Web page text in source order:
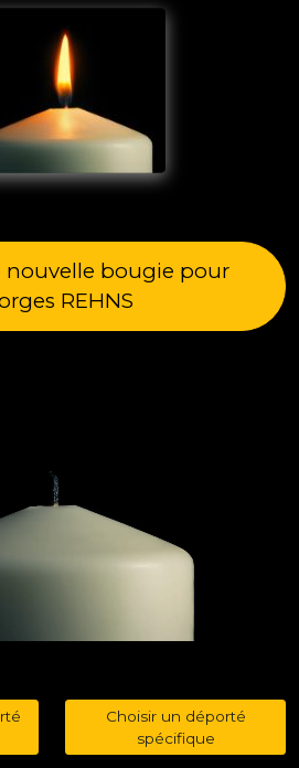
nouvelle bougie pour
REHNS
Choisir un déporté
spécifique